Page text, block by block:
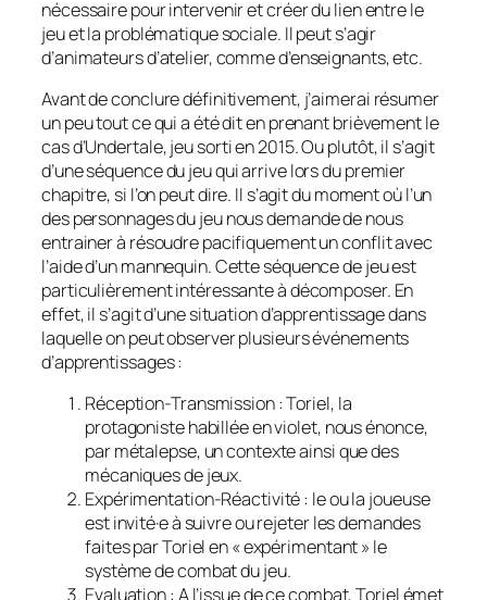
nécessaire pour intervenir et créer du lien entre le
jeu et la problématique sociale. Il peut s’agir
d’animateurs d’atelier, comme d’enseignants, etc.
Avant de conclure définitivement, j’aimerai résumer
un peu tout ce qui a été dit en prenant brièvement le
cas d’Undertale,jeu sorti en 2015. Ou plutôt, il s’agit
d’une séquence du jeu qui arrive lors du premier
chapitre, si l’on peut dire. Il s’agit du moment où l’un
des personnages du jeu nous demande de nous
entrainer à résoudre pacifiquement un conflit avec
l’aide d’un mannequin. Cette séquence de jeu est
particulièrement intéressante à décomposer. En
effet, il s’agit d’une situation d’apprentissage dans
laquelle on peut observer plusieurs événements
d’apprentissages :
Réception-Transmission : Toriel, la
protagoniste habillée en violet, nous énonce,
par métalepse, un contexte ainsi que des
mécaniques de jeux.
Expérimentation-Réactivité : le ou la joueuse
est invité·e à suivre ou rejeter les demandes
faites par Toriel en « expérimentant » le
système de combat du jeu.
Evaluation : A l’issue de ce combat, Toriel émet